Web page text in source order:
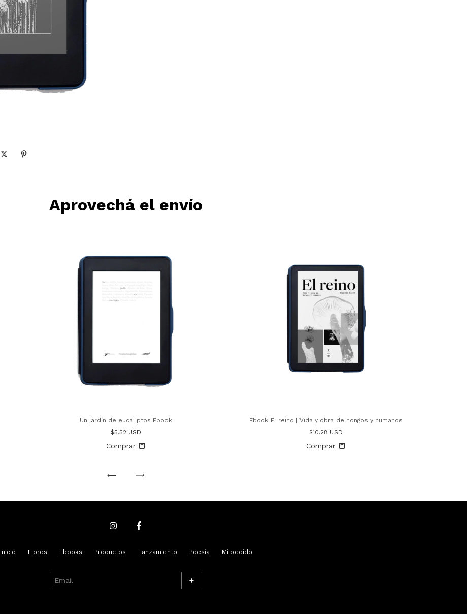
Aprovechá el envío
Un jardín de eucaliptos Ebook
$5.52 USD
Ebook El reino | Vida y obra de hongos y humanos
$10.28 USD
Inicio Libros Ebooks Productos Lanzamiento Poesía Mi pedido
+